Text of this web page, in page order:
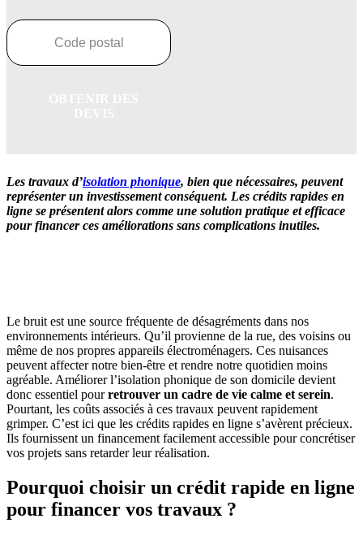
Les travaux d’isolation phonique, bien que nécessaires, peuvent
représenter un investissement conséquent. Les crédits rapides en
ligne se présentent alors comme une solution pratique et efficace
pour financer ces améliorations sans complications inutiles.
Le bruit est une source fréquente de désagréments dans nos
environnements intérieurs. Qu’il provienne de la rue, des voisins ou
même de nos propres appareils électroménagers. Ces nuisances
peuvent affecter notre bien-être et rendre notre quotidien moins
agréable. Améliorer l’isolation phonique de son domicile devient
donc essentiel pourretrouver un cadre de vie calme et serein.
Pourtant, les coûts associés à ces travaux peuvent rapidement
grimper. C’est ici que les crédits rapides en ligne s’avèrent précieux.
Ils fournissent un financement facilement accessible pour concrétiser
vos projets sans retarder leur réalisation.
Pourquoi choisir un crédit rapide en ligne
pour financer vos travaux ?